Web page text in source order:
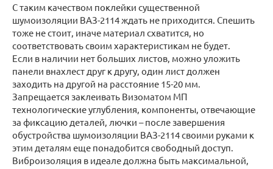
С таким качеством поклейки существенной
шумоизоляции ВАЗ-2114 ждать не приходится. Спешить
тоже не стоит, иначе материал схватится, но
соответствовать своим характеристикам не будет.
Если в наличии нет больших листов, можно уложить
панели внахлест друг к другу, один лист должен
заходить на другой на расстояние 15-20 мм.
Запрещается заклеивать Визоматом МП
технологические углубления, компоненты, отвечающие
за фиксацию деталей, лючки – после завершения
обустройства шумоизоляции ВАЗ-2114 своими руками к
этим деталям еще понадобится свободный доступ.
Виброизоляция в идеале должна быть максимальной,